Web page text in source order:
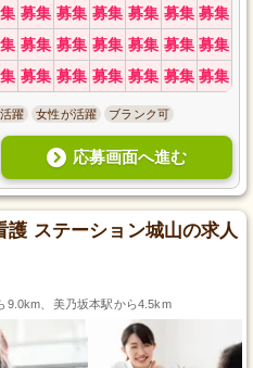
募集 募集 募集 募集 募集 募集
募集 募集 募集 募集 募集 募集
募集 募集 募集 募集 募集 募集
躍 女性が活躍 ブランク可
応募画面へ進む
護 ステーション城山の求人
9.0km、美乃坂本駅から4.5km